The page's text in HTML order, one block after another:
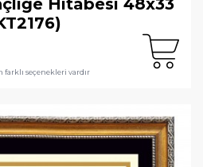
Hitabesi 48x33
seçenekleri vardır